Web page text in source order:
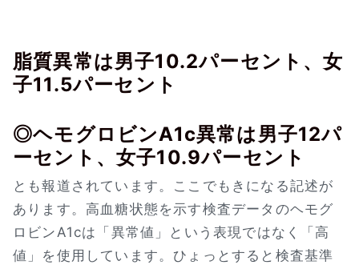
脂質異常は男子10.2パーセント、女
子11.5パーセント
◎ヘモグロビンA1c異常は男子12パ
ーセント、女子10.9パーセント
とも報道されています。ここでもきになる記述が
あります。高血糖状態を示す検査データのヘモグ
ロビンA1cは「異常値」という表現ではなく「高
値」を使用しています。ひょっとすると検査基準